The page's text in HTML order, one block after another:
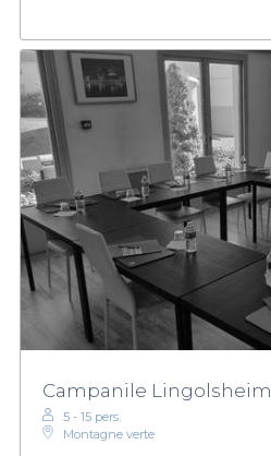
Campanile Lingolsheim
5 - 15 pers.
Montagne verte